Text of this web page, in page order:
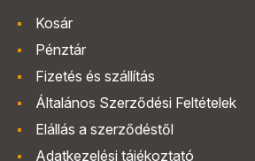
Kosár
Pénztár
Fizetés és szállítás
Általános Szerződési Feltételek
Elállás a szerződéstől
Adatkezelési tájékoztató